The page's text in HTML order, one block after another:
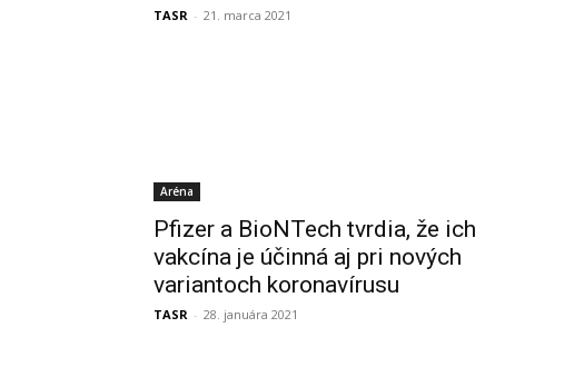
TASR - 21. marca 2021
Aréna
Pfizer a BioNTech tvrdia, že ich
vakcína je účinná aj pri nových
variantoch koronavírusu
TASR - 28. januára 2021